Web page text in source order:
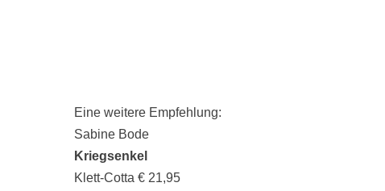
Eine weitere Empfehlung:
Sabine Bode
Kriegsenkel
Klett-Cotta € 21,95